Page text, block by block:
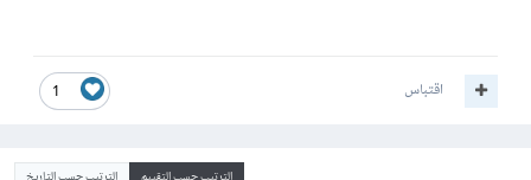
1 اقتباس